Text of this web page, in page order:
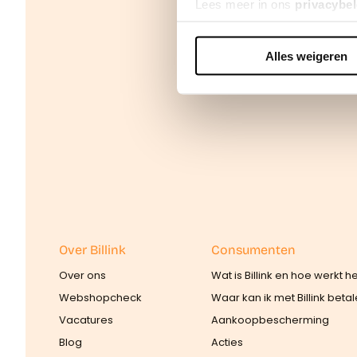
Lees meer in ons
We werken samen met42
Alles weigeren
Over Billink
Over ons
Webshopcheck
Vacatures
Blog
Consumenten
Wat is Billink en hoe werkt
Waar kan ik met Billink
Aankoopbescherming
Acties